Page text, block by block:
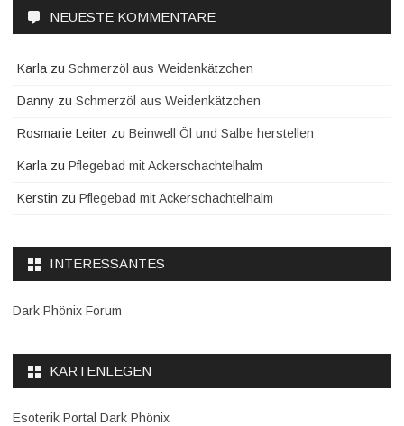
NEUESTE KOMMENTARE
Karla zu Schmerzöl aus Weidenkätzchen
Danny zu Schmerzöl aus Weidenkätzchen
Rosmarie Leiter zu Beinwell Öl und Salbe herstellen
Karla zu Pflegebad mit Ackerschachtelhalm
Kerstin zu Pflegebad mit Ackerschachtelhalm
INTERESSANTES
Dark Phönix Forum
KARTENLEGEN
Esoterik Portal Dark Phönix